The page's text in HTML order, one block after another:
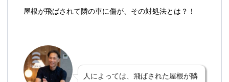
屋根が飛ばされて隣の車に傷が、その対処法とは？！
人によっては、飛ばされた屋根が隣